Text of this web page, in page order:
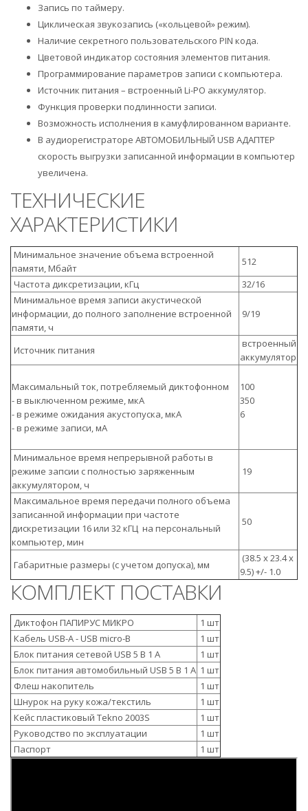
Запись по таймеру.
Циклическая звукозапись («кольцевой» режим).
Наличие секретного пользовательского PIN кода.
Цветовой индикатор состояния элементов питания.
Программирование параметров записи с компьютера.
Источник питания – встроенный Li-PO аккумулятор.
Функция проверки подлинности записи.
Возможность исполнения в камуфлированном варианте.
В аудиорегистраторе АВТОМОБИЛЬНЫЙ USB АДАПТЕР
скорость выгрузки записанной информации в компьютер
увеличена.
ТЕХНИЧЕСКИЕ
ХАРАКТЕРИСТИКИ
Минимальное значение объема встроенной
памяти, Мбайт
512
Частота диксретизации, кГц
32/16
Минимальное время записи акустической
информации, до полного заполнение встроенной
памяти, ч
9/19
Источник питания
встроенный
аккумулятор
Максимальный ток, потребляемый диктофонном
- в выключенном режиме, мкА
- в режиме ожидания акустопуска, мкА
- в режиме записи, мА
100
350
6
Минимальное время непрерывной работы в
режиме запсии с полностью заряженным
аккумулятором, ч
19
Максимальное время передачи полного объема
записанной информации при частоте
дискретизации 16 или 32 кГЦ на персональный
компьютер, мин
50
Габаритные размеры (с учетом допуска), мм
(38.5 х 23.4 х
9.5) +/- 1.0
КОМПЛЕКТ ПОСТАВКИ
Диктофон ПАПИРУС МИКРО
1 шт
Кабель USB-A - USB micro-B
1 шт
Блок питания сетевой USB 5 В 1 А
1 шт
Блок питания автомобильный USB 5 В 1 А 1 шт
Флеш накопитель
1 шт
Шнурок на руку кожа/текстиль
1 шт
Кейс пластиковый Tekno 2003S
1 шт
Руководство по эксплуатации
1 шт
Паспорт
1 шт